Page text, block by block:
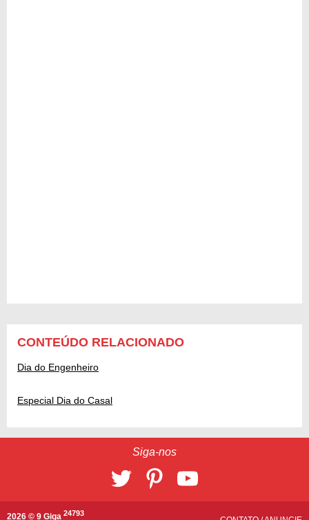
CONTEÚDO RELACIONADO
Dia do Engenheiro
Especial Dia do Casal
Siga-nos
2026 © 9 Giga 24793